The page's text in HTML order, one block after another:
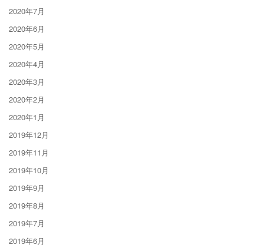
2020年7月
2020年6月
2020年5月
2020年4月
2020年3月
2020年2月
2020年1月
2019年12月
2019年11月
2019年10月
2019年9月
2019年8月
2019年7月
2019年6月